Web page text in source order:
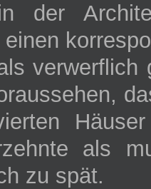
der
als
zu spät.